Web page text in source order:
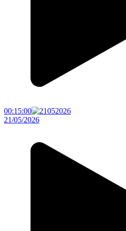
00:15:00
21/05/2026